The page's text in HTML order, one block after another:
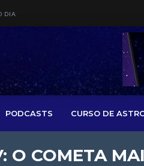
DIA
PODCASTS CURSO DE
O COMETA